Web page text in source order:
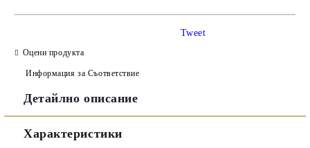
Ние ще се свържем с вас в рамките на работния ден.
Tweet
Оцени продукта
Информация за Съответствие
Детайлно описание
Характеристики